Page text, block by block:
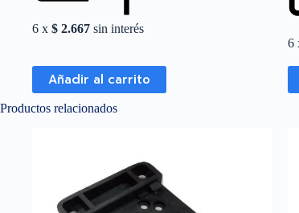
6 x $ 2.667 sin interés
Añadir al carrito
6
Productos relacionados